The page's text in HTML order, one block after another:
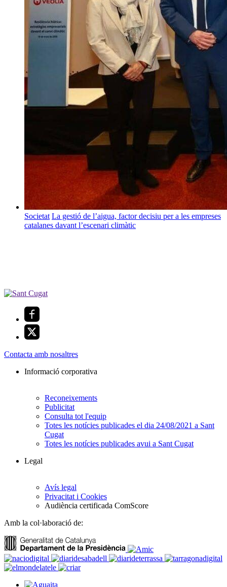
Societat La gestió de l’aigua, factor decisiu per a les empreses
catalanes davant l’escenari climàtic
Contacta amb nosaltres
Informació corporativa
Reconeixements
Publicitat
Consulta tot l'equip
Totes les notícies publicades el dia 24/08/2021 a Sant
Cugat
Totes les notícies publicades avui a Sant Cugat
Legal
Avís legal
Privacitat i Cookies
Audiència certificada ComScore
Amb la col·laboració de: